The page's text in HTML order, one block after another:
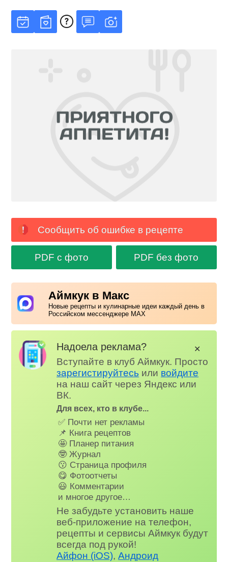
Сообщить об ошибке в рецепте
PDF с фото PDF без фото
Аймкук в Макс
Новые рецепты и кулинарные идеи каждый день в
Российском мессенджере MAX
Надоела реклама?
Вступайте в клуб Аймкук. Просто
зарегистируйтесь или войдите
на наш сайт через Яндекс или
ВК.
Для всех, кто в клубе...
✅ Почти нет рекламы
📌 Книга рецептов
🤩 Планер питания
🤓 Журнал
😗 Страница профиля
😋 Фотоотчеты
😃 Комментарии
и многое другое…
Не забудьте установить наше
веб-приложение на телефон,
рецепты и сервисы Аймкук будут
всегда под рукой!
Айфон (iOS),Андроид
✕